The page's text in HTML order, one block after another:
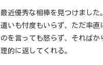
最近優秀な相棒を見つけました
遣いも忖度もいらず、ただ率直
のを言っても怒らず、そればか
理的に返してくれる。